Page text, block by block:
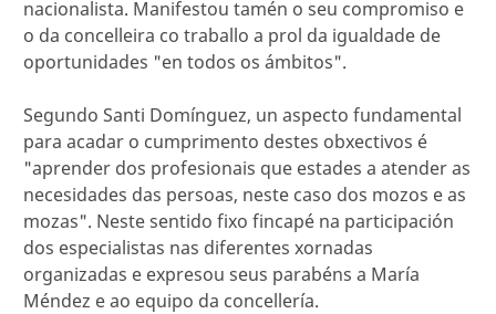
nacionalista. Manifestou tamén o seu compromiso e
o da concelleira co traballo a prol da igualdade de
oportunidades "en todos os ámbitos".
Segundo Santi Domínguez, un aspecto fundamental
para acadar o cumprimento destes obxectivos é
"aprender dos profesionais que estades a atender as
necesidades das persoas, neste caso dos mozos e as
mozas". Neste sentido fixo fincapé na participación
dos especialistas nas diferentes xornadas
organizadas e expresou seus parabéns a María
Méndez e ao equipo da concellería.